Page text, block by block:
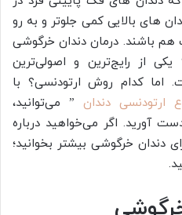
های بالایی کمی جلوتر و به رو
هم باشند. درمان دندان خرگوشی
از رایج‌ترین و اصولی‌ترین
اما کدام روش ارتودنسی؟ با
ارتودنسی دندان ” می‌توانید،
آورید. اگر می‌خواهید درباره
دندان خرگوشی بیشتر بخوانید؛